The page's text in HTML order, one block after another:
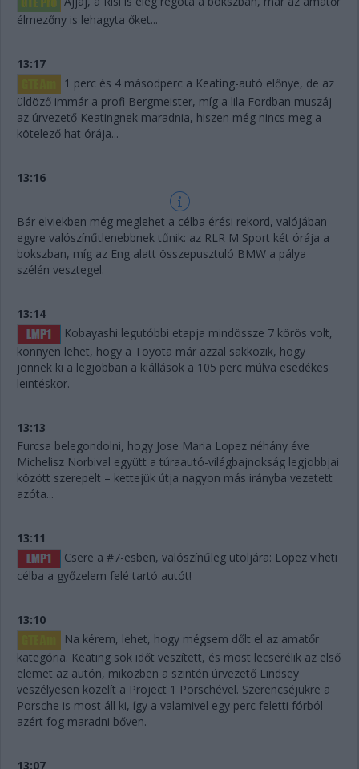
élmezőny is lehagyta őket...
13:17
1 perc és 4 másodperc a Keating-autó előnye, de az
üldöző immár a profi Bergmeister, míg a lila Fordban muszáj
az úrvezető Keatingnek maradnia, hiszen még nincs meg a
kötelező hat órája...
13:16
Bár elviekben még meglehet a célba érési rekord, valójában
egyre valószínűtlenebbnek tűnik: az RLR M Sport két órája a
bokszban, míg az Eng alatt összepusztuló BMW a pálya
szélén vesztegel.
13:14
Kobayashi legutóbbi etapja mindössze 7 körös volt,
könnyen lehet, hogy a Toyota már azzal sakkozik, hogy
jönnek ki a legjobban a kiállások a 105 perc múlva esedékes
leintéskor.
13:13
Furcsa belegondolni, hogy Jose Maria Lopez néhány éve
Michelisz Norbival együtt a túraautó-világbajnokság legjobbjai
között szerepelt – kettejük útja nagyon más irányba vezetett
azóta...
13:11
Csere a #7-esben, valószínűleg utoljára: Lopez viheti
célba a győzelem felé tartó autót!
13:10
Na kérem, lehet, hogy mégsem dőlt el az amatőr
kategória. Keating sok időt veszített, és most lecserélik az első
elemet az autón, miközben a szintén úrvezető Lindsey
veszélyesen közelít a Project 1 Porschével. Szerencséjükre a
Porsche is most áll ki, így a valamivel egy perc feletti fórból
azért fog maradni bőven.
13:07